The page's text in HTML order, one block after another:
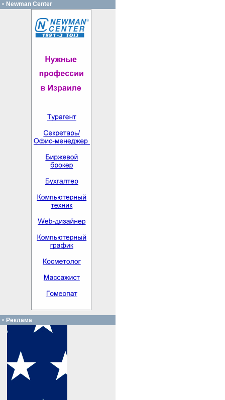
Newman Center
Реклама